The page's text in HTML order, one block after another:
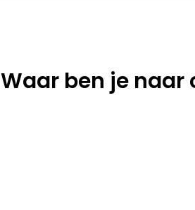
Waar ben je naar